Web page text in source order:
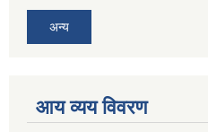
अन्य
आय व्यय विवरण